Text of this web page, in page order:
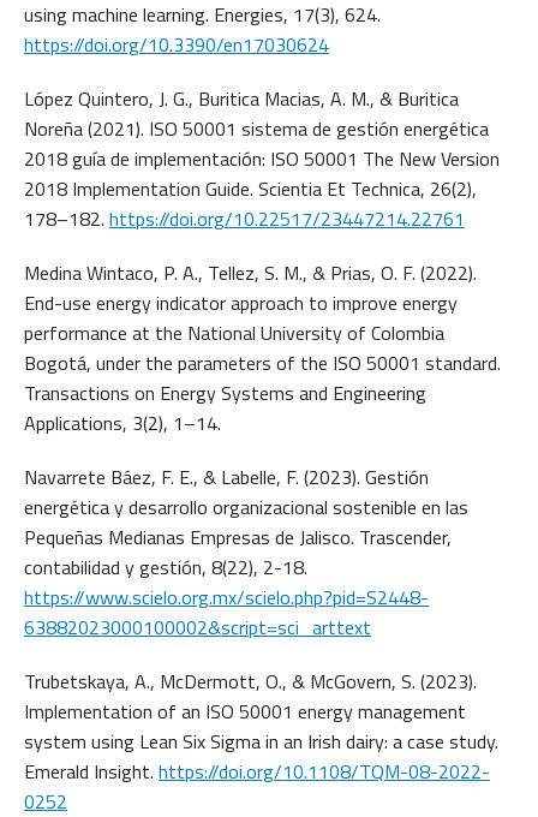
using machine learning. Energies, 17(3), 624.
https://doi.org/10.3390/en17030624
López Quintero, J. G., Buritica Macias, A. M., & Buritica
Noreña (2021). ISO 50001 sistema de gestión energética
2018 guía de implementación: ISO 50001 The New Version
2018 Implementation Guide. Scientia Et Technica, 26(2),
178–182. https://doi.org/10.22517/23447214.22761
Medina Wintaco, P. A., Tellez, S. M., & Prias, O. F. (2022).
End-use energy indicator approach to improve energy
performance at the National University of Colombia
Bogotá, under the parameters of the ISO 50001 standard.
Transactions on Energy Systems and Engineering
Applications, 3(2), 1–14.
Navarrete Báez, F. E., & Labelle, F. (2023). Gestión
energética y desarrollo organizacional sostenible en las
Pequeñas Medianas Empresas de Jalisco. Trascender,
contabilidad y gestión, 8(22), 2-18.
https://www.scielo.org.mx/scielo.php?pid=S2448-
63882023000100002&script=sci_arttext
Trubetskaya, A., McDermott, O., & McGovern, S. (2023).
Implementation of an ISO 50001 energy management
system using Lean Six Sigma in an Irish dairy: a case study.
Emerald Insight. https://doi.org/10.1108/TQM-08-2022-
0252